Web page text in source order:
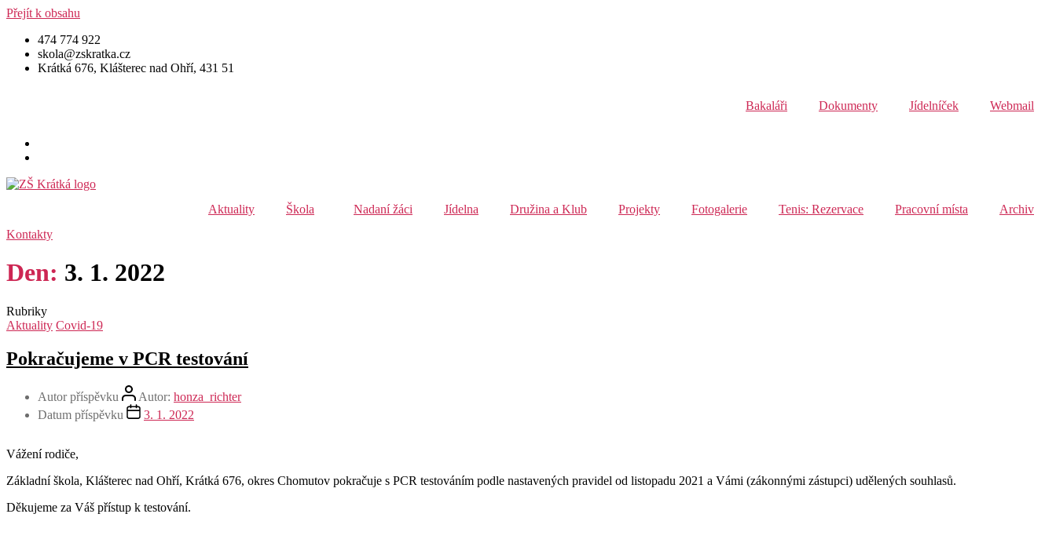
Přejít k obsahu
474 774 922
skola@zskratka.cz
Krátká 676, Klášterec nad Ohří, 431 51
Bakaláři Dokumenty Jídelníček Webmail
Aktuality Škola Nadaní žáci Jídelna Družina a Klub Projekty Fotogalerie Tenis: Rezervace Pracovní místa
Archiv
Kontakty
Den: 3. 1. 2022
Rubriky
Aktuality Covid-19
Pokračujeme v PCR testování
Autor příspěvku Autor: honza_richter
Datum příspěvku
3. 1. 2022
Vážení rodiče,
Základní škola, Klášterec nad Ohří, Krátká 676, okres Chomutov pokračuje s PCR testováním podle nastavených pravidel od listopadu 2021 a Vámi (zákonnými zástupci) udělených souhlasů.
Děkujeme za Váš přístup k testování.